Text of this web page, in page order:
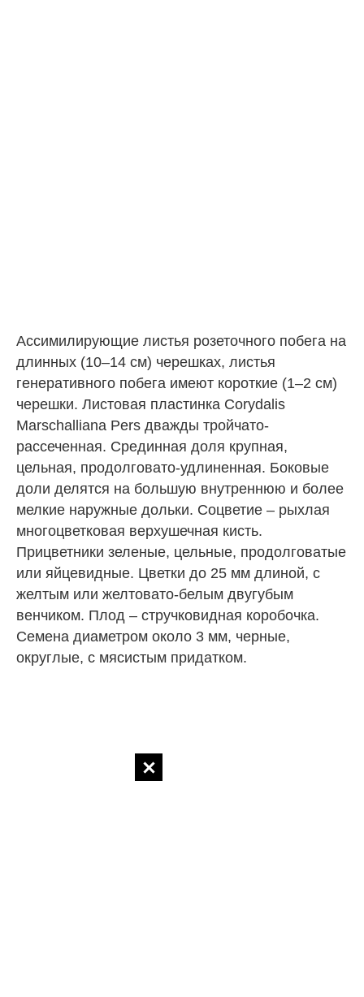
Ассимилирующие листья розеточного побега на
длинных (10–14 см) черешках, листья
генеративного побега имеют короткие (1–2 см)
черешки. Листовая пластинка Corydalis
Marschalliana Pers дважды тройчато-
рассеченная. Срединная доля крупная,
цельная, продолговато-удлиненная. Боковые
доли делятся на большую внутреннюю и более
мелкие наружные дольки. Соцветие – рыхлая
многоцветковая верхушечная кисть.
Прицветники зеленые, цельные, продолговатые
или яйцевидные. Цветки до 25 мм длиной, с
желтым или желтовато-белым двугубым
венчиком. Плод – стручковидная коробочка.
Семена диаметром около 3 мм, черные,
округлые, с мясистым придатком.